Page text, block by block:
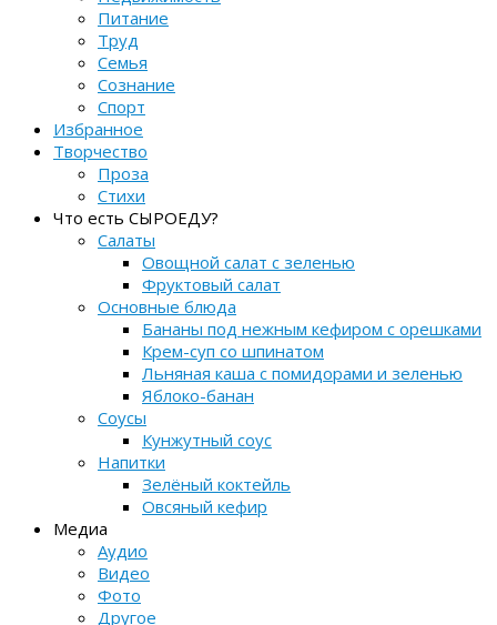
Питание
Труд
Семья
Сознание
Спорт
Избранное
Творчество
Проза
Стихи
Что есть СЫРОЕДУ?
Салаты
Овощной салат с зеленью
Фруктовый салат
Основные блюда
Бананы под нежным кефиром с орешками
Крем-суп со шпинатом
Льняная каша с помидорами и зеленью
Яблоко-банан
Соусы
Кунжутный соус
Напитки
Зелёный коктейль
Овсяный кефир
Медиа
Аудио
Видео
Фото
Другое